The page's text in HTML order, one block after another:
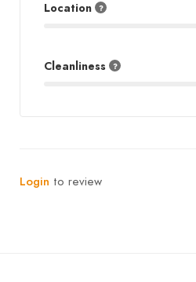
Location
Cleanliness
Login to review